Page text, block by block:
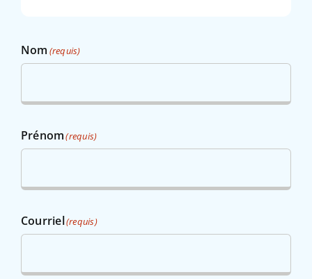
Nom (requis)
Prénom(requis)
Courriel(requis)